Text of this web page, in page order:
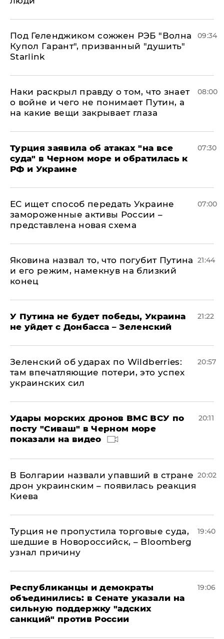
Под Геленджиком сожжен РЭБ "Волна
Купол Гарант", призванный "душить"
Starlink
09:34
Наки раскрыл правду о том, что знает
о войне и чего не понимает Путин, а
на какие вещи закрывает глаза
08:00
Турция заявила об атаках "на все
суда" в Черном море и обратилась к
РФ и Украине
07:30
ЕС ищет способ передать Украине
замороженные активы России –
представлена новая схема
07:00
Яковина назвал то, что погубит Путина
и его режим, намекнув на близкий
конец
21:44
У Путина не будет победы, Украина
не уйдет с Донбасса – Зеленский
21:22
Зеленский об ударах по Wildberries:
там впечатляющие потери, это успех
украинских сил
20:57
Удары морских дронов ВМС ВСУ по
посту "Сиваш" в Черном море
показали на видео
20:11
В Болгарии назвали упавший в стране
дрон украинским – появилась реакция
Киева
20:02
Турция не пропустила торговые суда,
шедшие в Новороссийск, – Bloomberg
узнал причину
19:40
Республиканцы и демократы
объединились: в Сенате указали на
сильную поддержку "адских
санкций" против России
19:06